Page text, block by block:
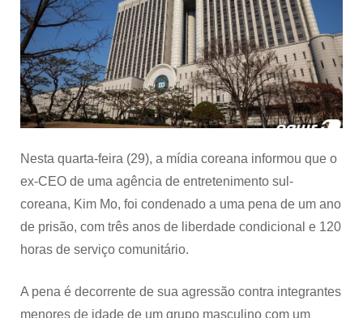
um
ano
de
prisão
a
Nesta quarta-feira (29), a mídia coreana informou que o
ex-CEO de uma agência de entretenimento sul-
coreana, Kim Mo, foi condenado a uma pena de um ano
de prisão, com três anos de liberdade condicional e 120
horas de serviço comunitário.
A pena é decorrente de sua agressão contra integrantes
menores de idade de um grupo masculino com um